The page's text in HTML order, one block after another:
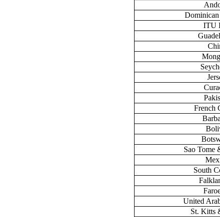
ITU
French
Sao Tome
South
United
St. Kitts